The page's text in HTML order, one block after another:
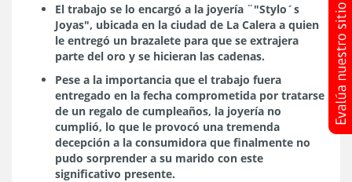
El trabajo se lo encargó a la joyería ¨"Stylo´s
Joyas", ubicada en la ciudad de La Calera a quien
le entregó un brazalete para que se extrajera
parte del oro y se hicieran las cadenas.
Pese a la importancia que el trabajo fuera
entregado en la fecha comprometida por tratarse
de un regalo de cumpleaños, la joyería no
cumplió, lo que le provocó una tremenda
decepción a la consumidora que finalmente no
pudo sorprender a su marido con este
significativo presente.